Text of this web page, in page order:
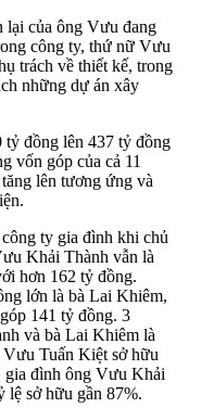
lại của ông Vưu đang
công ty, thứ nữ Vưu
trách về thiết kế, trong
những dự án xây
tỷ đồng lên 437 tỷ đồng
vốn góp của cả 11
lên tương ứng và
công ty gia đình khi chủ
Khải Thành vẫn là
hơn 162 tỷ đồng.
lớn là bà Lai Khiêm,
141 tỷ đồng. 3
và bà Lai Khiêm là
Tuấn Kiệt sở hữu
gia đình ông Vưu Khải
lệ sở hữu gần 87%.